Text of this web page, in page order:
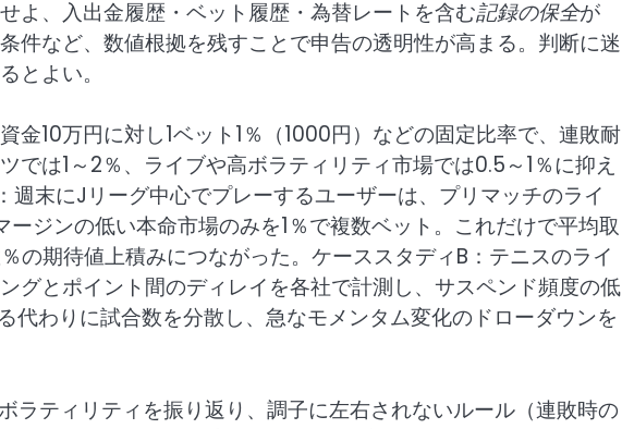
よ、入出金履歴・ベット履歴・為替レートを含む記録の保全が
件など、数値根拠を残すことで申告の透明性が高まる。判断に迷
とよい。
金10万円に対し1ベット1％（1000円）などの固定比率で、連敗耐
では1～2％、ライブや高ボラティリティ市場では0.5～1％に抑え
週末にJリーグ中心でプレーするユーザーは、プリマッチのライ
ジンの低い本命市場のみを1％で複数ベット。これだけで平均取
の期待値上積みにつながった。ケーススタディB：テニスのライ
グとポイント間のディレイを各社で計測し、サスペンド頻度の低
代わりに試合数を分散し、急なモメンタム変化のドローダウンを
ラティリティを振り返り、調子に左右されないルール（連敗時の